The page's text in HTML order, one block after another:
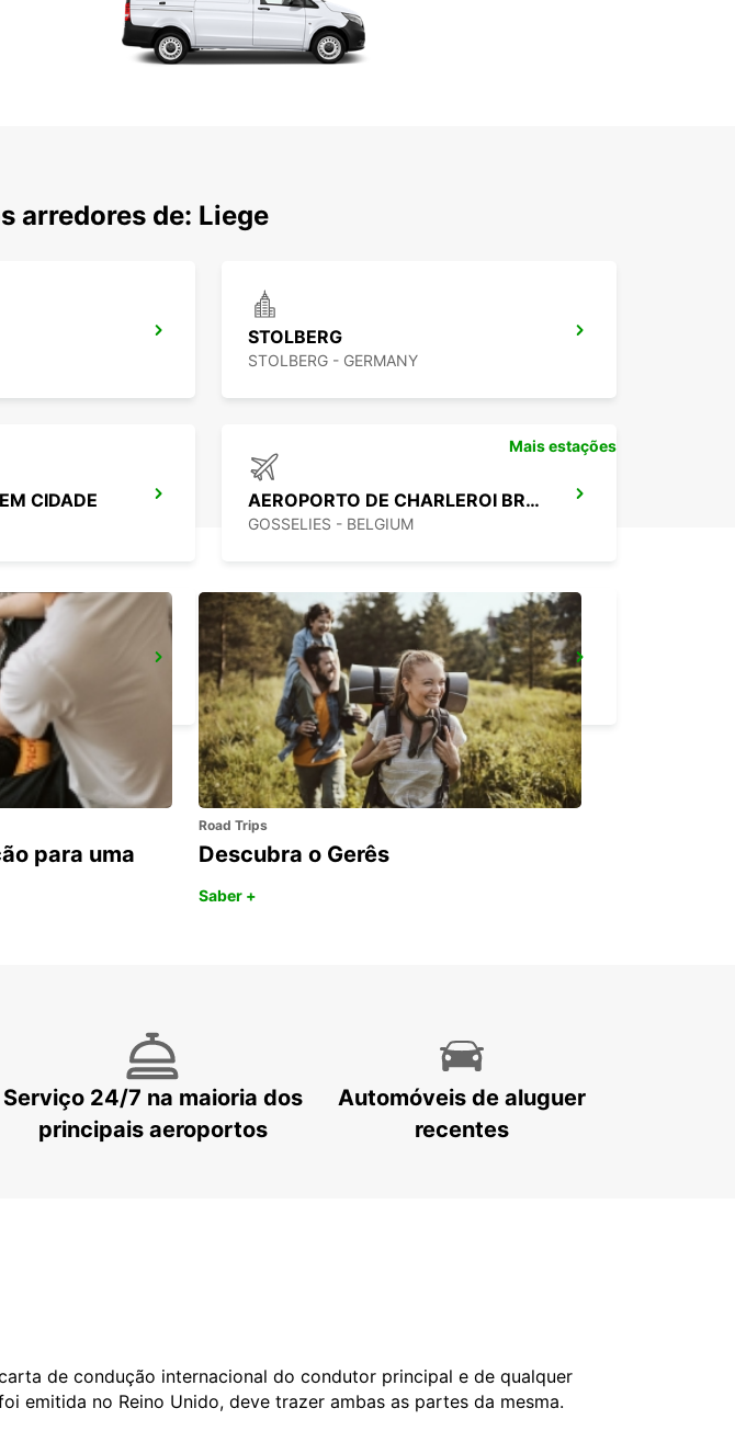
arredores de: Liege
STOLBERG
STOLBERG - GERMANY
CIDADE AEROPORTO DE CHARLEROI BRUXELAS SUL
GOSSELIES - BELGIUM
KERPEN SINDORF
KERPEN SINDORF - GERMANY
Mais estações
para uma
Road Trips
Descubra o Gerês
Saber +
Serviço 24/7 na maioria dos
principais aeroportos
Automóveis de aluguer
recentes
de condução internacional do condutor principal e de qualquer
emitida no Reino Unido, deve trazer ambas as partes da mesma.